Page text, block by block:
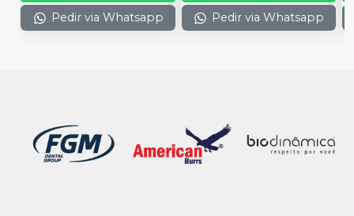
Pedir via Whatsapp Pedir via Whatsapp